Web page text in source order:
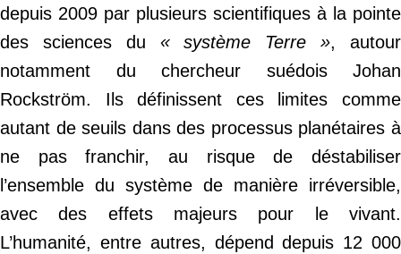
depuis 2009 par plusieurs scientifiques à la pointe
des sciences du « système Terre », autour
notamment du chercheur suédois Johan
Rockström. Ils définissent ces limites comme
autant de seuils dans des processus planétaires à
ne pas franchir, au risque de déstabiliser
l’ensemble du système de manière irréversible,
avec des effets majeurs pour le vivant.
L’humanité, entre autres, dépend depuis 12 000